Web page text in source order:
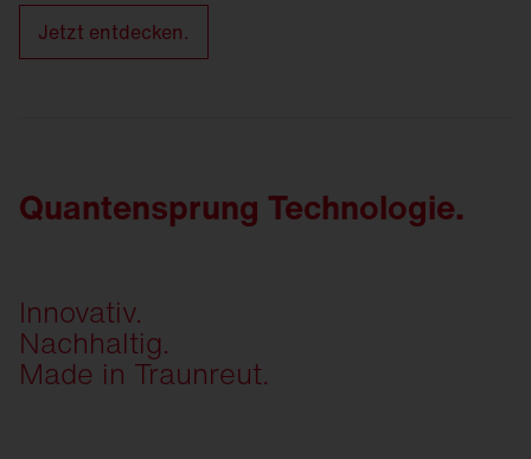
Jetzt entdecken.
Quantensprung Technologie.
Innovativ.
Nachhaltig.
Made in Traunreut.